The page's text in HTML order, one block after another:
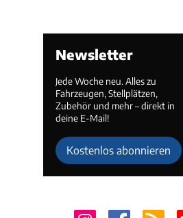
Newsletter
Jede Woche neu. Alles zu
Fahrzeugen, Stellplätzen,
Zubehör und mehr – direkt in
deine E-Mail!
Kostenlos abonnieren